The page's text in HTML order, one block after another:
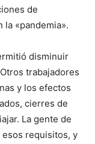
de
«pandemia».
disminuir
trabajadores
y los efectos
cierres de
La gente de
requisitos, y